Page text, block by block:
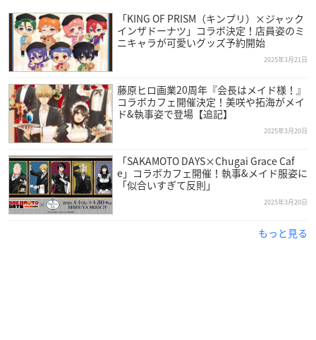
「KING OF PRISM（キンプリ）×ジャック
インザドーナツ」コラボ決定！店員姿のミ
ニキャラが可愛いグッズ予約開始
2025年3月21日
藤原ヒロ画業20周年『会長はメイド様！』
コラボカフェ開催決定！美咲や拓海がメイ
ド&執事姿で登場【追記】
2025年3月20日
「SAKAMOTO DAYS×Chugai Grace Caf
e」コラボカフェ開催！執事&メイド服姿に
「似合いすぎて反則」
2025年3月20日
もっと見る